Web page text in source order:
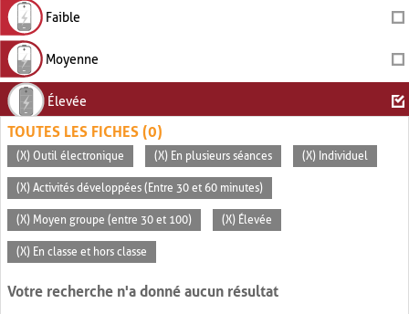
Faible
Moyenne
Élevée
TOUTES LES FICHES (0)
(X) Outil électronique (X) En plusieurs séances (X) Individuel
(X) Activités développées (Entre 30 et 60 minutes)
(X) Moyen groupe (entre 30 et 100) (X) Élevée
(X) En classe et hors classe
Votre recherche n'a donné aucun résultat